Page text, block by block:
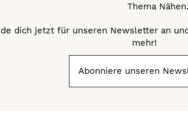
Thema Nähen.
dich jetzt für unseren Newsletter an
mehr!
Abonniere unseren